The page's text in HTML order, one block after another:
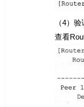
（4）验证配
查看RouterA